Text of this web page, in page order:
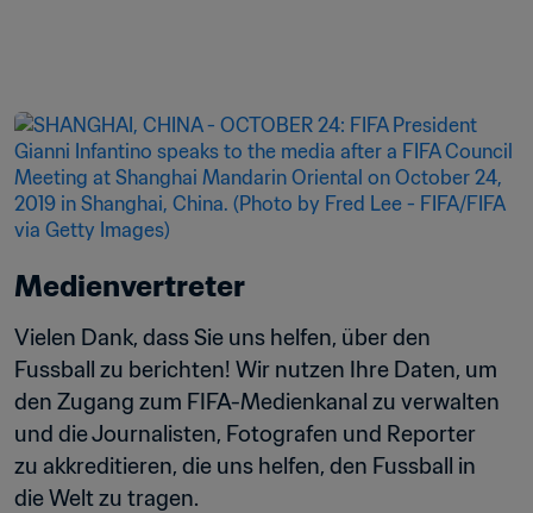
Medienvertreter
Vielen Dank, dass Sie uns helfen, über den
Fussball zu berichten! Wir nutzen Ihre Daten, um
den Zugang zum FIFA-Medienkanal zu verwalten
und die Journalisten, Fotografen und Reporter
zu akkreditieren, die uns helfen, den Fussball in
die Welt zu tragen.